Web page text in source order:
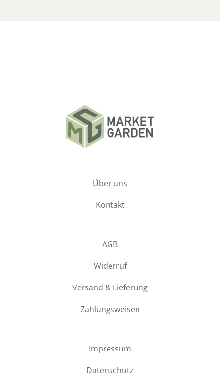
Über uns
Kontakt
AGB
Widerruf
Versand & Lieferung
Zahlungsweisen
Impressum
Datenschutz